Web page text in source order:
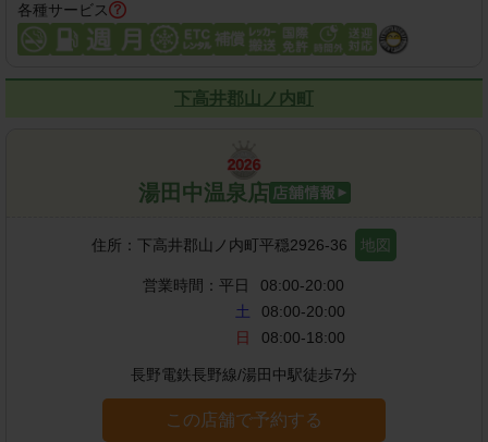
各種サービス
下高井郡山ノ内町
湯田中温泉店
住所： 下高井郡山ノ内町平穏2926-36 地図
営業時間： 平日
08:00-20:00
土
08:00-20:00
日
08:00-18:00
長野電鉄長野線/湯田中駅徒歩7分
この店舗で予約する